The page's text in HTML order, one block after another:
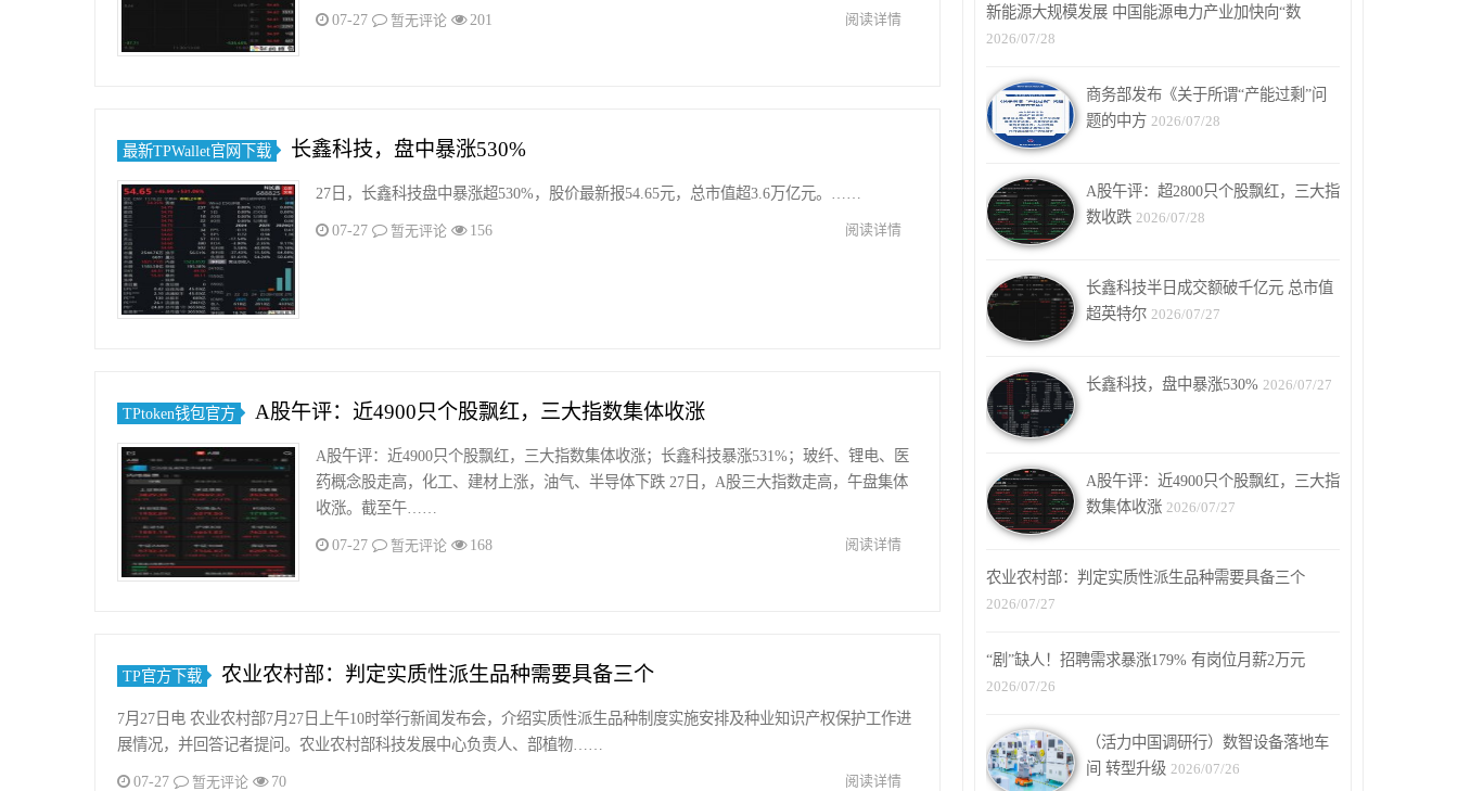
07-27 暂无评论 201 阅读详情
最新TPWallet官网下载 长鑫科技，盘中暴涨530%
27日，长鑫科技盘中暴涨超530%，股价最新报54.65元，总市值超3.6万亿元。……
07-27 暂无评论 156 阅读详情
TPtoken钱包官方 A股午评：近4900只个股飘红，三大指数集体收涨
A股午评：近4900只个股飘红，三大指数集体收涨；长鑫科技暴涨531%；玻纤、锂电、医
药概念股走高，化工、建材上涨，油气、半导体下跌 27日，A股三大指数走高，午盘集体
收涨。截至午……
07-27 暂无评论 168 阅读详情
TP官方下载 农业农村部：判定实质性派生品种需要具备三个
7月27日电 农业农村部7月27日上午10时举行新闻发布会，介绍实质性派生品种制度实施安排及种业知识产权保护工作进
展情况，并回答记者提问。农业农村部科技发展中心负责人、部植物……
07-27 暂无评论 70 阅读详情
新能源大规模发展 中国能源电力产业加快向“数
2026/07/28
商务部发布《关于所谓“产能过剩”问
题的中方 2026/07/28
A股午评：超2800只个股飘红，三大指
数收跌 2026/07/28
长鑫科技半日成交额破千亿元 总市值
超英特尔 2026/07/27
长鑫科技，盘中暴涨530% 2026/07/27
A股午评：近4900只个股飘红，三大指
数集体收涨 2026/07/27
农业农村部：判定实质性派生品种需要具备三个
2026/07/27
“剧”缺人！招聘需求暴涨179% 有岗位月薪2万元
2026/07/26
（活力中国调研行）数智设备落地车
间 转型升级 2026/07/26